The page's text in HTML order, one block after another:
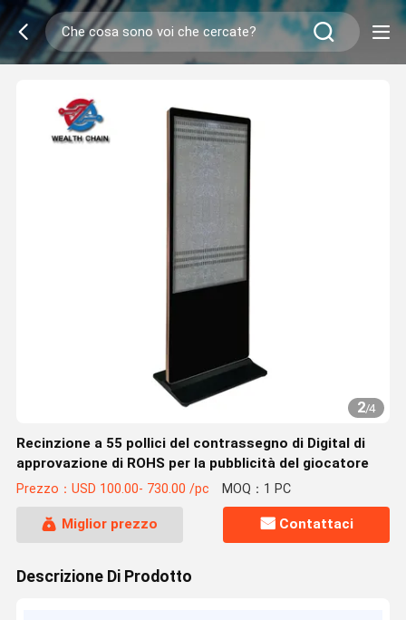
2/4
Recinzione a 55 pollici del contrassegno di Digital di
approvazione di ROHS per la pubblicità del giocatore
Prezzo：USD 100.00- 730.00 /pc MOQ：1 PC
Miglior prezzo Contattaci
Descrizione Di Prodotto